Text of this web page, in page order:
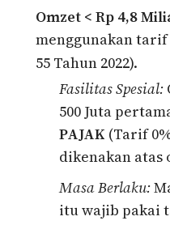
Omzet < Rp 4,8
menggunakan tarif
55 Tahun 2022).
Fasilitas Spesial:
500 Juta
PAJAK (Tarif
dikenakan atas
Masa Berlaku:
itu wajib pakai